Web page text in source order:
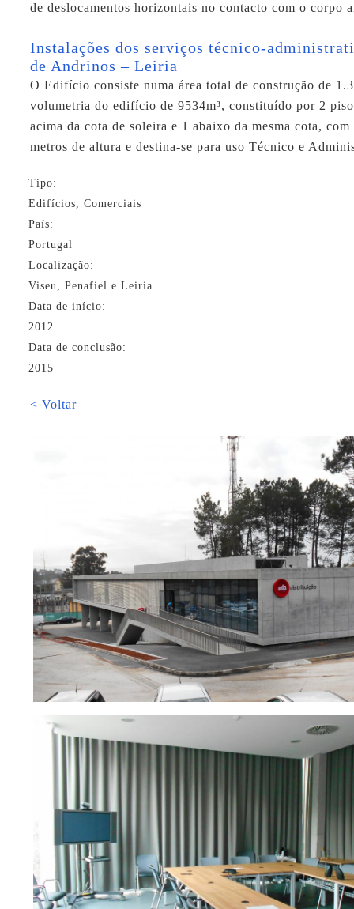
de deslocamentos horizontais no contacto com o corpo
Instalações dos serviços técnico-
de Andrinos – Leiria
O Edifício consiste numa área total de construção de
volumetria do edifício de 9534m³, constituído por 2
acima da cota de soleira e 1 abaixo da mesma cota, com
metros de altura e destina-se para uso Técnico e
Tipo:
Edifícios, Comerciais
País:
Portugal
Localização:
Viseu, Penafiel e Leiria
Data de início:
2012
Data de conclusão:
2015
< Voltar